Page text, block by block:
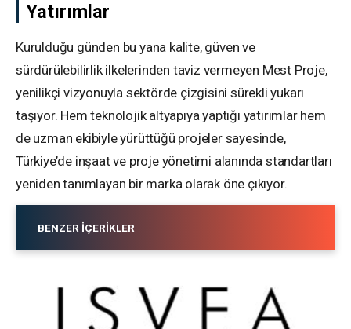
Yatırımlar
Kurulduğu günden bu yana kalite, güven ve
sürdürülebilirlik ilkelerinden taviz vermeyen Mest Proje,
yenilikçi vizyonuyla sektörde çizgisini sürekli yukarı
taşıyor. Hem teknolojik altyapıya yaptığı yatırımlar hem
de uzman ekibiyle yürüttüğü projeler sayesinde,
Türkiye’de inşaat ve proje yönetimi alanında standartları
yeniden tanımlayan bir marka olarak öne çıkıyor.
BENZER İÇERIKLER